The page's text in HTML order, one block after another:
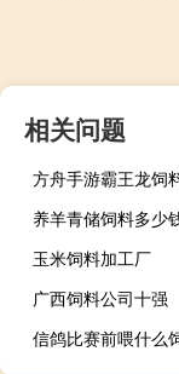
相关问题
方舟手游霸王龙饲
养羊青储饲料多少
玉米饲料加工厂
广西饲料公司十强
信鸽比赛前喂什么